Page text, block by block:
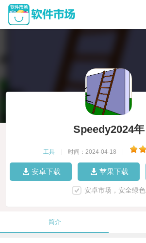
Speedy2024年
工具 时间：2024-04-18
安卓下载 苹果下载
安卓市场，安全绿色
简介